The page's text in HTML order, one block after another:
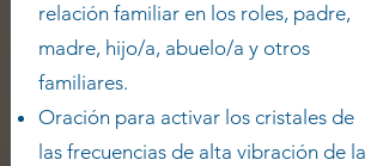
relación familiar en los roles, padre,
madre, hijo/a, abuelo/a y otros
familiares.
Oración para activar los cristales de
las frecuencias de alta vibración de la